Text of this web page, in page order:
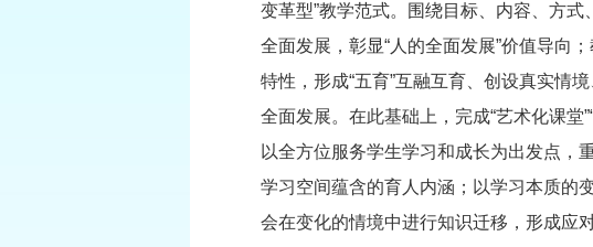
变革型”教学范式。围绕目标、内容、方
全面发展，彰显“人的全面发展”价值导向
特性，形成“五育”互融互育、创设真实情
全面发展。在此基础上，完成“艺术化课堂
以全方位服务学生学习和成长为出发点，
学习空间蕴含的育人内涵；以学习本质的
会在变化的情境中进行知识迁移，形成应